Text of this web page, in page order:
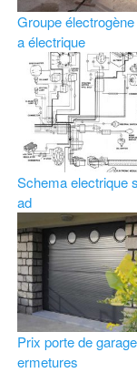
Groupe
a électrique
Schema electrique
ad
Prix porte de
ermetures